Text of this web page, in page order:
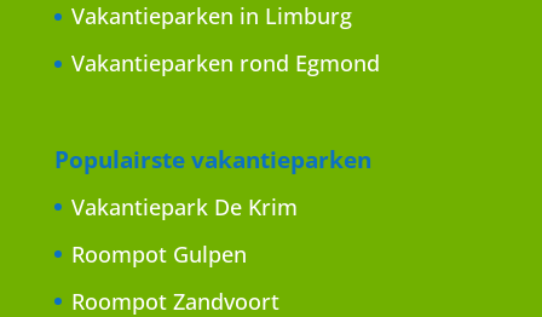
Vakantieparken in Limburg
Vakantieparken rond Egmond
Populairste vakantieparken
Vakantiepark De Krim
Roompot Gulpen
Roompot Zandvoort